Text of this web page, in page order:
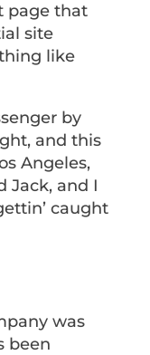
page that
site
like
by
and this
Angeles,
Jack, and I
caught
was
been